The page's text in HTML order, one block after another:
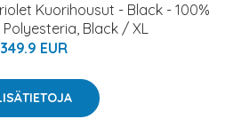
Kuorihousut - Black - 100%
Black / XL
349.9 EUR